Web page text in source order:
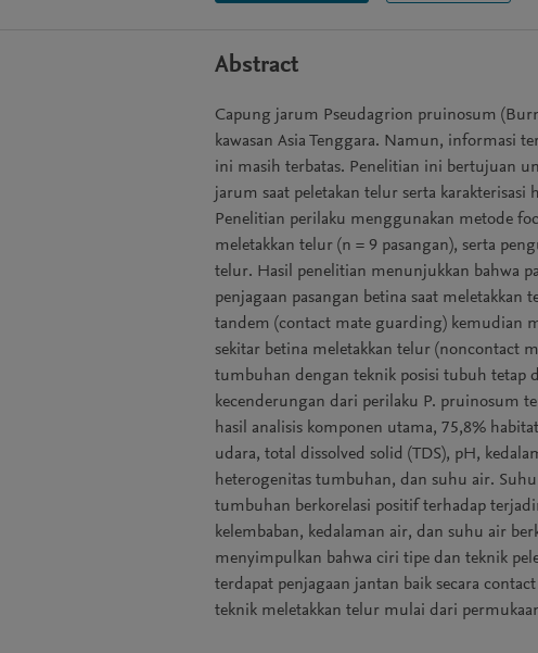
Abstract
Capung jarum Pseudagrion pruinosum
kawasan Asia Tenggara. Namun, informasi
ini masih terbatas. Penelitian ini bertujuan
jarum saat peletakan telur serta
Penelitian perilaku menggunakan metode
meletakkan telur (n = 9 pasangan), serta
telur. Hasil penelitian menunjukkan bahwa
penjagaan pasangan betina saat
tandem (contact mate guarding) kemudian
sekitar betina meletakkan telur (noncontact
tumbuhan dengan teknik posisi tubuh tetap
kecenderungan dari perilaku P. pruinosum
hasil analisis komponen utama, 75,8%
udara, total dissolved solid (TDS), pH,
heterogenitas tumbuhan, dan suhu air.
tumbuhan berkorelasi positif terhadap
kelembaban, kedalaman air, dan suhu air
menyimpulkan bahwa ciri tipe dan teknik
terdapat penjagaan jantan baik secara
teknik meletakkan telur mulai dari